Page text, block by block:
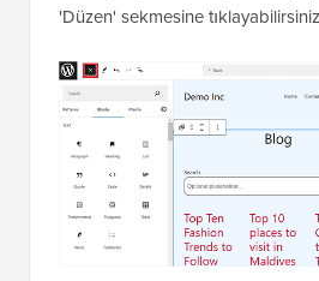
'Düzen' sekmesine